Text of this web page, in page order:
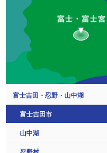
富士吉田・忍野・山中湖
富士吉田市
山中湖